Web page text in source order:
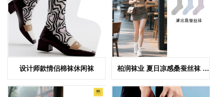
设计师款情侣棉袜休闲袜 柏润袜业 夏日凉感桑蚕丝袜 |
0.25凉感系数 赋能品牌抢占百亿